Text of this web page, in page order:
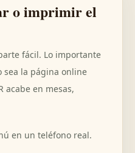
o imprimir el
fácil. Lo importante
sea la página online
acabe en mesas,
en un teléfono real.